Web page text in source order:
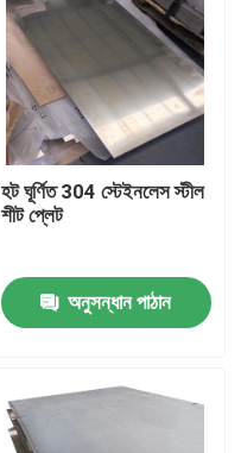
হট ঘূর্ণিত 304 স্টেইনলেস স্টীল
শীট প্লেট
অনুসন্ধান পাঠান